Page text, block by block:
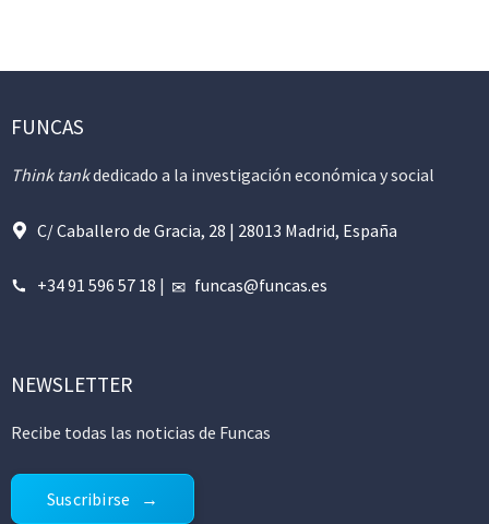
FUNCAS
Think tankdedicado a la investigación económica y social
C/ Caballero de Gracia, 28 | 28013 Madrid, España
+34 91 596 57 18 | funcas@funcas.es
NEWSLETTER
Recibe todas las noticias de Funcas
Suscribirse